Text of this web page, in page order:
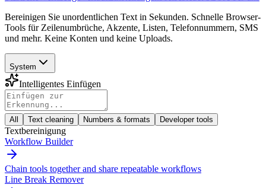
Bereinigen Sie unordentlichen Text in Sekunden. Schnelle Browser-
Tools für Zeilenumbrüche, Akzente, Listen, Telefonnummern, SMS
und mehr. Keine Konten und keine Uploads.
System
Intelligentes Einfügen
All Text cleaning Numbers & formats Developer tools
Textbereinigung
Workflow Builder
Chain tools together and share repeatable workflows
Line Break Remover